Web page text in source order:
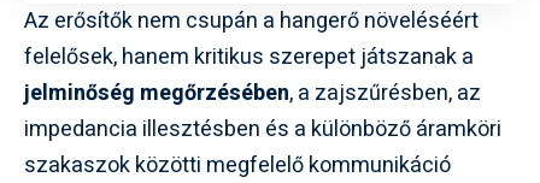
Az erősítők nem csupán a hangerő növeléséért
felelősek, hanem kritikus szerepet játszanak a
jelminőség megőrzésében, a zajszűrésben, az
impedancia illesztésben és a különböző áramköri
szakaszok közötti megfelelő kommunikáció